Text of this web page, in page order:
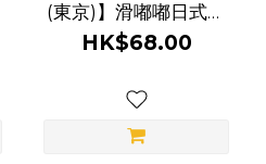
(東京)】滑嘟嘟日式溫
泉情趣凝膠粉 - 摩卡咖
HK$68.00